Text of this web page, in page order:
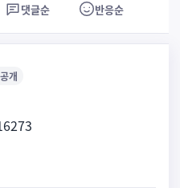
댓글순 반응순
개